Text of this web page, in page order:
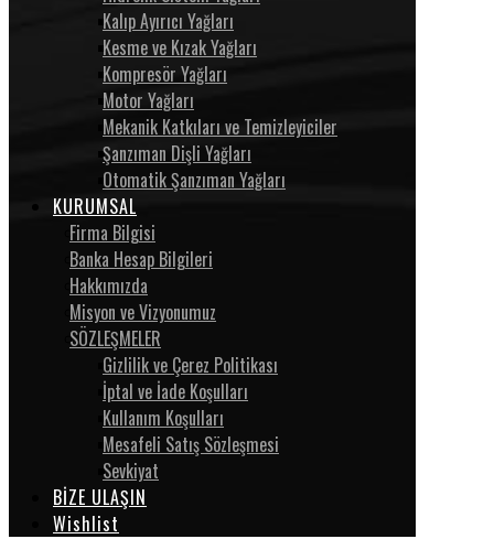
Kalıp Ayırıcı Yağları
Kesme ve Kızak Yağları
Kompresör Yağları
Motor Yağları
Mekanik Katkıları ve Temizleyiciler
Şanzıman Dişli Yağları
Otomatik Şanzıman Yağları
KURUMSAL
Firma Bilgisi
Banka Hesap Bilgileri
Hakkımızda
Misyon ve Vizyonumuz
SÖZLEŞMELER
Gizlilik ve Çerez Politikası
İptal ve İade Koşulları
Kullanım Koşulları
Mesafeli Satış Sözleşmesi
Sevkiyat
BİZE ULAŞIN
Wishlist